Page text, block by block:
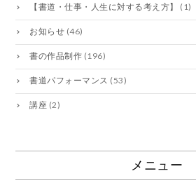
【書道・仕事・人生に対する考え方】 (1)
お知らせ (46)
書の作品制作 (196)
書道パフォーマンス (53)
講座 (2)
メニュー